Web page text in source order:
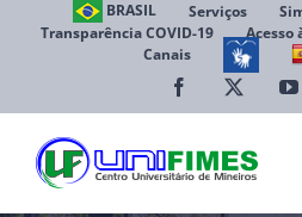
BRASIL Serviços
Transparência COVID-19
Acesso
Canais
Facebook